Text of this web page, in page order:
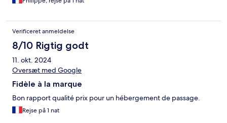
Verificeret anmeldelse
8/10 Rigtig godt
11. okt. 2024
Oversæt med Google
Fidèle à la marque
Bon rapport qualité prix pour un hébergement de passage.
Rejse på 1 nat